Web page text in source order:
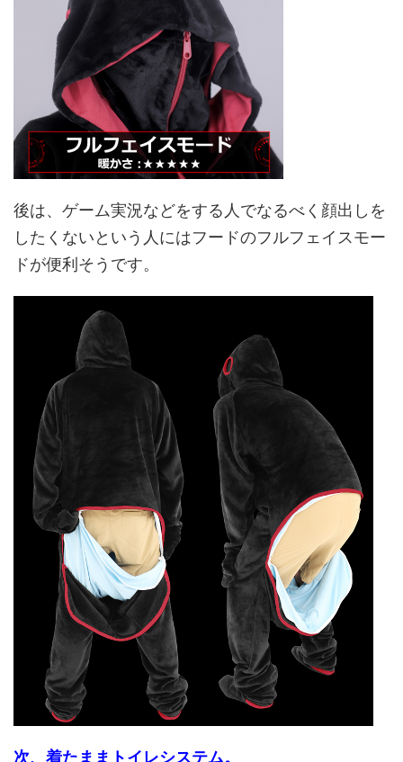
後は、ゲーム実況などをする人でなるべく顔出しを
したくないという人にはフードのフルフェイスモー
ドが便利そうです。
次、着たままトイレシステム。